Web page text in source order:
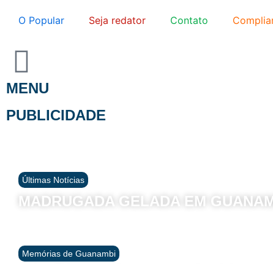
O Popular Seja redator Contato
MENU
PUBLICIDADE
Últimas Notícias
MADRUGADA GELADA EM
Memórias de Guanambi